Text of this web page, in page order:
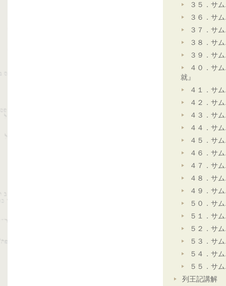
３５．サ
３６．サ
３７．サ
３８．サ
３９．サ
４０．サ
就』
４１．サ
４２．サ
４３．サ
４４．サ
４５．サ
４６．サ
４７．サ
４８．サ
４９．サ
５０．サ
５１．サ
５２．サ
５３．サ
５４．サ
５５．サ
列王記講解